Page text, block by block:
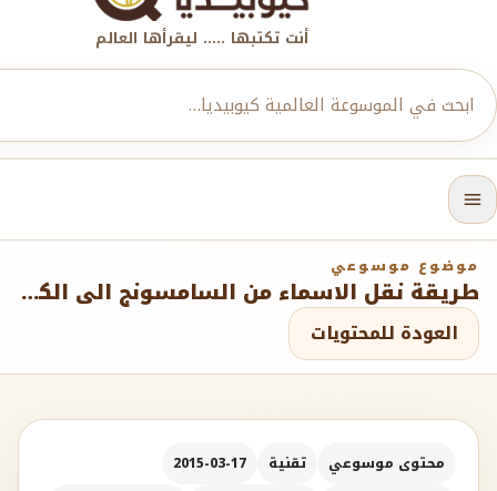
أنت تكتبها ..... ليقرأها العالم
موضوع موسوعي
طريقة نقل الاسماء من السامسونج الى الكمبيوتر
العودة للمحتويات
محتوى موسوعي تقنية
2015-03-17